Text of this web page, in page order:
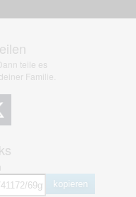
teile es
Familie.
kopieren